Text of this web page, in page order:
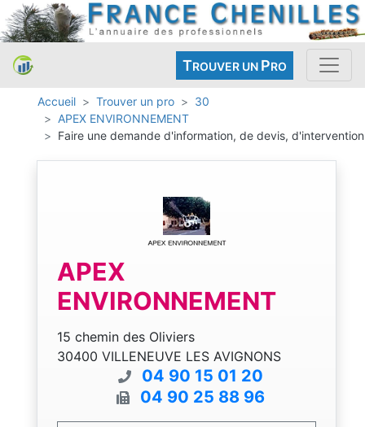
TROUVER UN PRO
Accueil Trouver un pro
30
APEX ENVIRONNEMENT
Faire une demande d'information, de devis, d'intervention
APEX
ENVIRONNEMENT
15 chemin des Oliviers
30400 VILLENEUVE LES AVIGNONS
04 90 15 01 20
04 90 25 88 96